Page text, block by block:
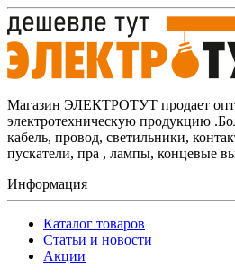
Магазин ЭЛЕКТРОТУТ продает
электротехническую продукцию
кабель, провод, светильники,
пускатели, пра , лампы, концевые
Информация
Каталог товаров
Статьи и новости
Акции